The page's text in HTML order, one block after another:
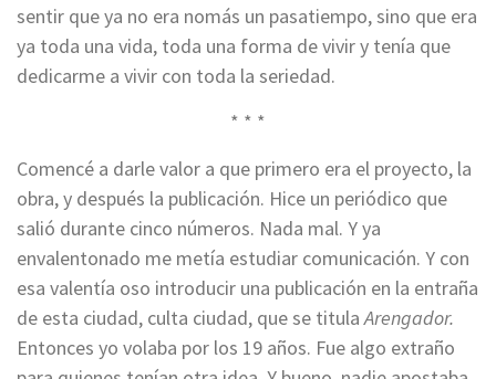
sentir que ya no era nomás un pasatiempo, sino que era
ya toda una vida, toda una forma de vivir y tenía que
dedicarme a vivir con toda la seriedad.
* * *
Comencé a darle valor a que primero era el proyecto, la
obra, y después la publicación. Hice un periódico que
salió durante cinco números. Nada mal. Y ya
envalentonado me metía estudiar comunicación. Y con
esa valentía oso introducir una publicación en la entraña
de esta ciudad, culta ciudad, que se titulaArengador.
Entonces yo volaba por los 19 años. Fue algo extraño